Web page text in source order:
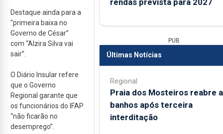
Destaque ainda para a
"primeira baixa no
Governo de César”
com “Alzira Silva vai
sair”.
O Diário Insular refere
que o Governo
Regional garante que
os funcionários do IFAP
“não ficarão no
desemprego”.
PUB
Últimas Notícias
Regional
Praia dos Mosteiros reabre a
banhos após terceira
interditação